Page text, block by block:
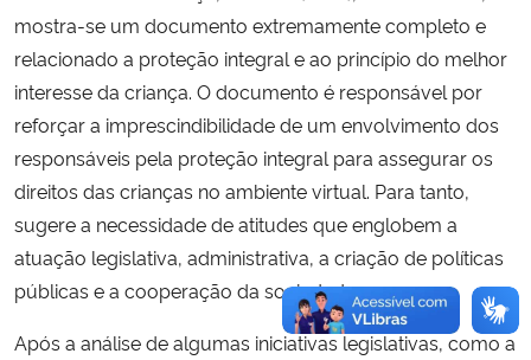
mostra-se um documento extremamente completo e
relacionado a proteção integral e ao princípio do melhor
interesse da criança. O documento é responsável por
reforçar a imprescindibilidade de um envolvimento dos
responsáveis pela proteção integral para assegurar os
direitos das crianças no ambiente virtual. Para tanto,
sugere a necessidade de atitudes que englobem a
atuação legislativa, administrativa, a criação de políticas
públicas e a cooperação da sociedade.
Após a análise de algumas iniciativas legislativas, como a